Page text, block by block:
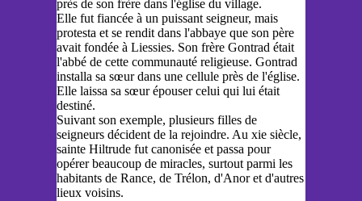
près de son frère dans l'église du village.
Elle fut fiancée à un puissant seigneur, mais
protesta et se rendit dans l'abbaye que son père
avait fondée à Liessies. Son frère Gontrad était
l'abbé de cette communauté religieuse. Gontrad
installa sa sœur dans une cellule près de l'église.
Elle laissa sa sœur épouser celui qui lui était
destiné.
Suivant son exemple, plusieurs filles de
seigneurs décident de la rejoindre. Au xie siècle,
sainte Hiltrude fut canonisée et passa pour
opérer beaucoup de miracles, surtout parmi les
habitants de Rance, de Trélon, d'Anor et d'autres
lieux voisins.